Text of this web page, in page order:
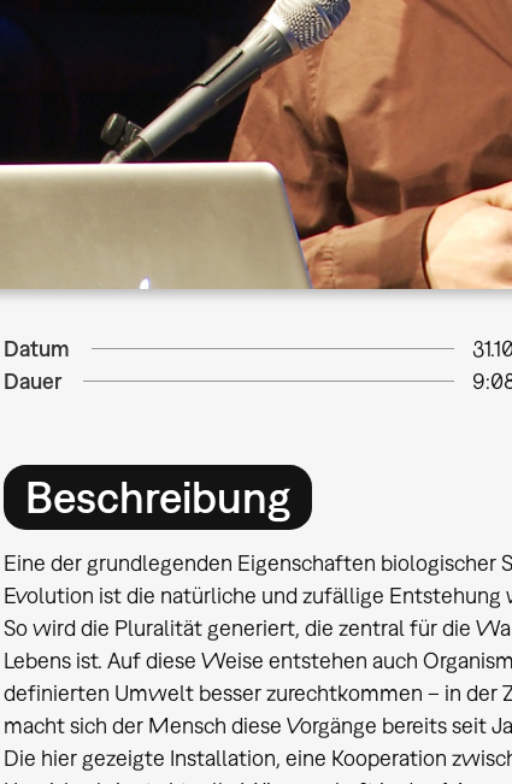
Datum
Dauer
Beschreibung
Eine der grundlegenden Eigenschaften biologischer
Evolution ist die natürliche und zufällige Entstehung
So wird die Pluralität generiert, die zentral für die
Lebens ist. Auf diese Weise entstehen auch
definierten Umwelt besser zurechtkommen – in der
macht sich der Mensch diese Vorgänge bereits seit
Die hier gezeigte Installation, eine Kooperation